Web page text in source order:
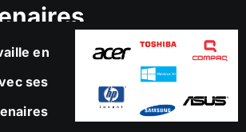
en
ses